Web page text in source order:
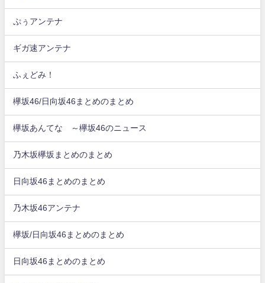
ぷぅアンテナ
ギガ速アンテナ
ふぇどみ！
欅坂46/日向坂46まとめのまとめ
欅坂あんてな ～欅坂46のニュース
乃木坂欅坂まとめのまとめ
日向坂46まとめのまとめ
乃木坂46アンテナ
欅坂/日向坂46まとめのまとめ
日向坂46まとめのまとめ